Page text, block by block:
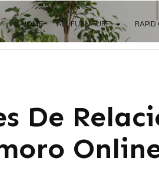
HOME ALL FURNITURE RAPID
De